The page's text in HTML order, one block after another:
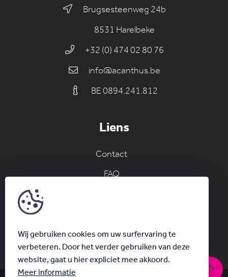
Brugsesteenweg 24b
8531 Harelbeke
+32 (0) 474 02 80 76
info@acanthus.be
BE 0894.241.812
Liens
Contact
FAQ
Wij gebruiken cookies om uw surfervaring te
verbeteren. Door het verder gebruiken van deze
website, gaat u hier expliciet mee akkoord.
Meer informatie